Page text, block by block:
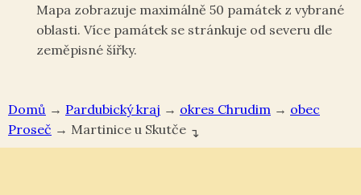
Domů → Pardubický kraj → okres Chrudim →
Proseč → Martinice u Skutče ↴
Mapa zobrazuje maximálně 50 památek z vybrané
oblasti. Více památek se stránkuje od severu dle
zeměpisné šířky.